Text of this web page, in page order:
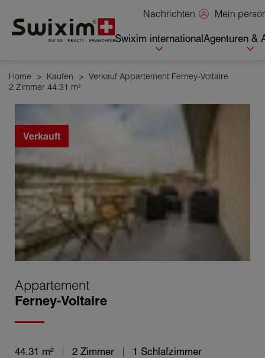
Nachrichten Mein
Swixim internationalAgenturen &
Home > Kaufen > Verkauf Appartement Ferney-Voltaire
2 Zimmer 44.31 m²
Verkauft
Appartement
Ferney-Voltaire
44.31 m² 2 Zimmer 1 Schlafzimmer